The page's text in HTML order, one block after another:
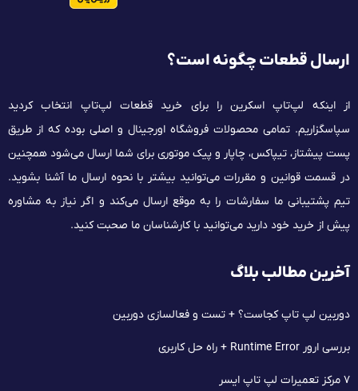
ارسال قطعات چگونه است؟
از اینکه لپ‌تاپ اسکرین را برای خرید قطعات لپ‌تاپ انتخاب کردید
سپاسگزاریم. تمامی محصولات فروشگاه اورجینال و اصلی بوده که از طریق
پست پیشتاز، تیپاکس، چاپار و پیک موتوری برای شما ارسال می‌شود همچنین
در قسمت قوانین و مقررات می‌توانید بیشتر با نحوه ارسال ما آشنا بشوید.
تیم پشتیبانی ما سفارشات را به موقع ارسال می‌کند و اگر نیاز به مشاوره
پیش از خرید خود دارید می‌توانید با کارشناسان ما صحبت کنید.
آخرین مطالب بلاگ
دوربین لپ تاپ کجاست؟ + تست و فعالسازی دوربین
بررسی ارور Runtime Error + راه حل کاربری
۷ مرکز تعمیرات لپ‌ تاپ ایسر